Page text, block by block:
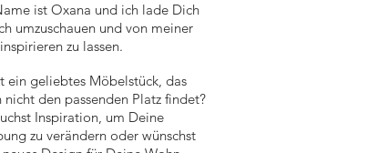
ist Oxana und ich lade Dich
umzuschauen und von meiner
zu lassen.
ein geliebtes Möbelstück, das
nicht den passenden Platz findet?
Inspiration, um Deine
zu verändern oder wünschst